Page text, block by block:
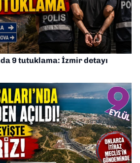
9 tutuklama: İzmir detayı